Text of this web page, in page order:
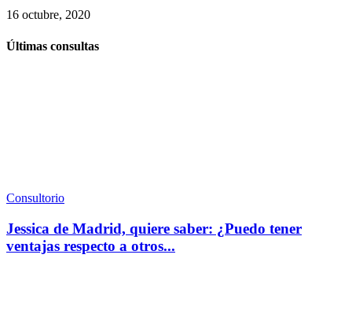
16 octubre, 2020
Últimas consultas
Consultorio
Jessica de Madrid, quiere saber: ¿Puedo tener
ventajas respecto a otros...